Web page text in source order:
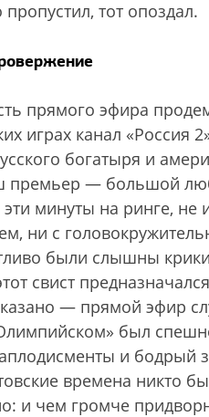
пропустил, тот опоздал.
прямого эфира
играх канал
богатыря и
премьер — большой
эти минуты на ринге, не
ни с
были слышны
свист
— прямой эфир
был
и бодрый
времена никто
и чем громче